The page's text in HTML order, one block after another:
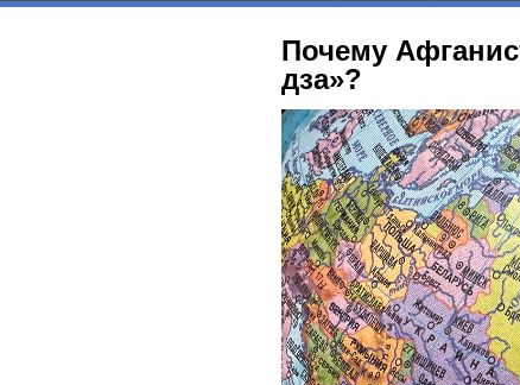
Почему
дза»?